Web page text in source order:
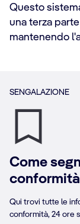
Questo
una terza
mantenendo
SENGALAZIONE
Come
conformità
Qui trovi tutte le
conformità, 24 ore